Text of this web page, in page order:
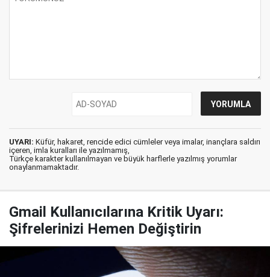
UYARI: Küfür, hakaret, rencide edici cümleler veya imalar, inançlara saldırı
içeren, imla kuralları ile yazılmamış,
Türkçe karakter kullanılmayan ve büyük harflerle yazılmış yorumlar
onaylanmamaktadır.
Gmail Kullanıcılarına Kritik Uyarı:
Şifrelerinizi Hemen Değiştirin